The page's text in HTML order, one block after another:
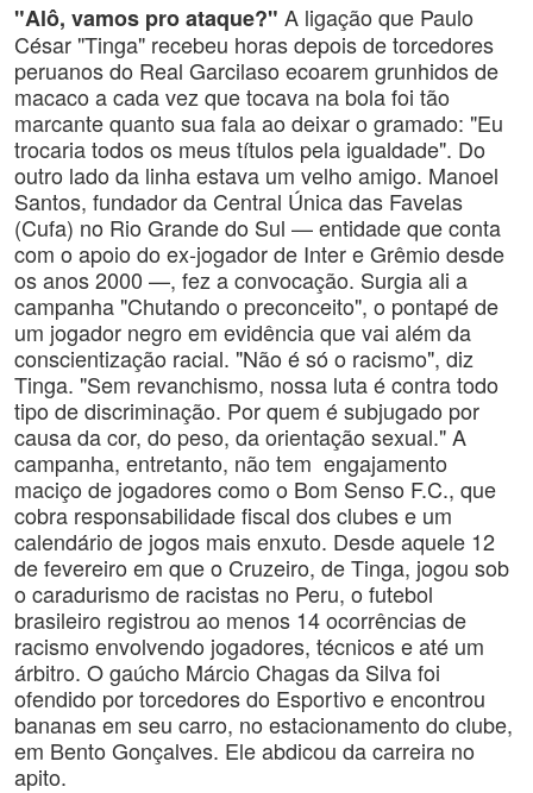
"Alô, vamos pro ataque?" A ligação que Paulo
César "Tinga" recebeu horas depois de torcedores
peruanos do Real Garcilaso ecoarem grunhidos de
macaco a cada vez que tocava na bola foi tão
marcante quanto sua fala ao deixar o gramado: "Eu
trocaria todos os meus títulos pela igualdade". Do
outro lado da linha estava um velho amigo. Manoel
Santos, fundador da Central Única das Favelas
(Cufa) no Rio Grande do Sul — entidade que conta
com o apoio do ex-jogador de Inter e Grêmio desde
os anos 2000 —, fez a convocação. Surgia ali a
campanha "Chutando o preconceito", o pontapé de
um jogador negro em evidência que vai além da
conscientização racial. "Não é só o racismo", diz
Tinga. "Sem revanchismo, nossa luta é contra todo
tipo de discriminação. Por quem é subjugado por
causa da cor, do peso, da orientação sexual." A
campanha, entretanto, não tem engajamento
maciço de jogadores como o Bom Senso F.C., que
cobra responsabilidade fiscal dos clubes e um
calendário de jogos mais enxuto. Desde aquele 12
de fevereiro em que o Cruzeiro, de Tinga, jogou sob
o caradurismo de racistas no Peru, o futebol
brasileiro registrou ao menos 14 ocorrências de
racismo envolvendo jogadores, técnicos e até um
árbitro. O gaúcho Márcio Chagas da Silva foi
ofendido por torcedores do Esportivo e encontrou
bananas em seu carro, no estacionamento do clube,
em Bento Gonçalves. Ele abdicou da carreira no
apito.